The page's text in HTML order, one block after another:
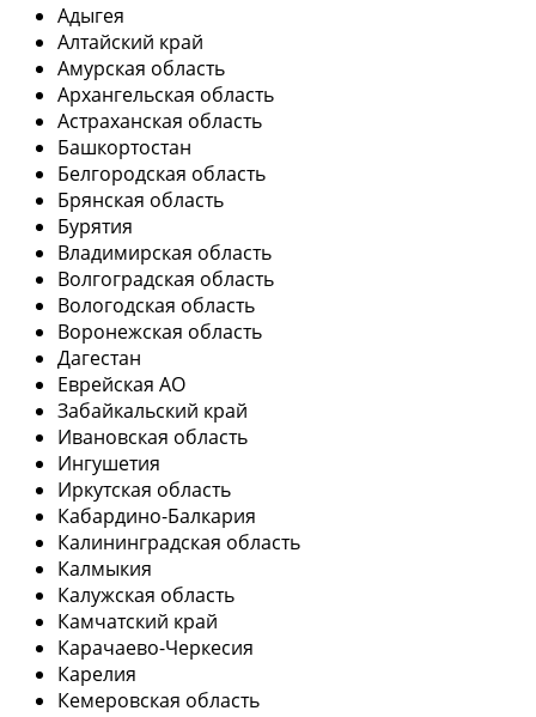
Адыгея
Алтайский край
Амурская область
Архангельская область
Астраханская область
Башкортостан
Белгородская область
Брянская область
Бурятия
Владимирская область
Волгоградская область
Вологодская область
Воронежская область
Дагестан
Еврейская АО
Забайкальский край
Ивановская область
Ингушетия
Иркутская область
Кабардино-Балкария
Калининградская область
Калмыкия
Калужская область
Камчатский край
Карачаево-Черкесия
Карелия
Кемеровская область